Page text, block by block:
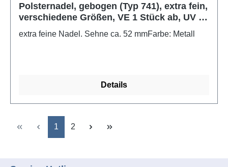
Polsternadel, gebogen (Typ 741), extra fein,
verschiedene Größen, VE 1 Stück ab, UV 12
Stück
extra feine Nadel. Sehne ca. 52 mmFarbe: Metall
Details
Seite
1 Seite
2